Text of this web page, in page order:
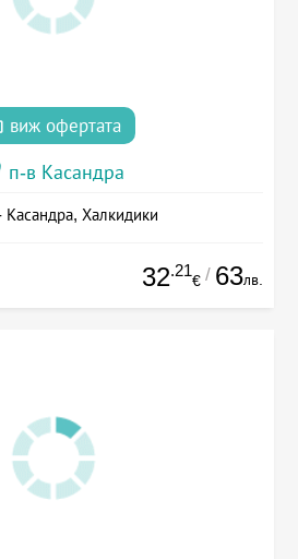
виж офертата
п-в Касандра
Касандра, Халкидики
32.21
€ / 63лв.